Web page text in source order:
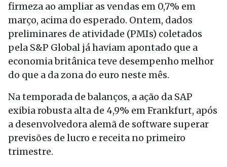
firmeza ao ampliar as vendas em 0,7% em
março, acima do esperado. Ontem, dados
preliminares de atividade (PMIs) coletados
pela S&P Global já haviam apontado que a
economia britânica teve desempenho melhor
do que a da zona do euro neste mês.
Na temporada de balanços, a ação da SAP
exibia robusta alta de 4,9% em Frankfurt, após
a desenvolvedora alemã de software superar
previsões de lucro e receita no primeiro
trimestre.